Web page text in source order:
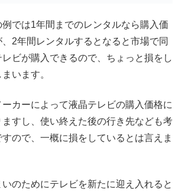
例では1年間までのレンタルなら購入価
2年間レンタルするとなると市場で同
ビが購入できるので、ちょっと損をし
います。
カーによって液晶テレビの購入価格に
すし、使い終えた後の行き先なども考
ので、一概に損をしているとは言えま
のためにテレビを新たに迎え入れると